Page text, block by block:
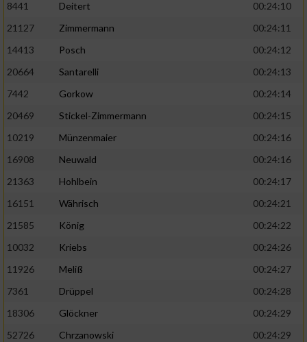
8441 Deitert
00:24:10
21127
Zimmermann
00:24:11
14413
Posch
00:24:12
20664
Santarelli
00:24:13
7442
Gorkow
00:24:14
20469
Stickel-Zimmermann
00:24:15
10219
Münzenmaier
00:24:16
16908
Neuwald
00:24:16
21363
Hohlbein
00:24:17
16151
Währisch
00:24:21
21585
König
00:24:22
10032
Kriebs
00:24:26
11926
Meliß
00:24:27
7361
Drüppel
00:24:28
18306
Glöckner
00:24:29
52726
Chrzanowski
00:24:29